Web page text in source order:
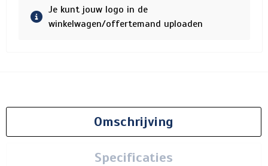
Je kunt jouw logo in de
winkelwagen/offertemand uploaden
Omschrijving
Specificaties